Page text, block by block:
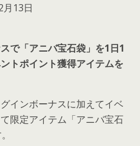
13日
で「アニバ宝石袋」を1日1
トポイント獲得アイテムを
インボーナスに加えてイベ
限定アイテム「アニバ宝石